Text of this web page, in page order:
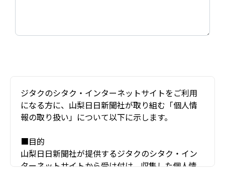
ジタクのシタク・インターネットサイトをご利用
になる方に、山梨日日新聞社が取り組む「個人情
報の取り扱い」について以下に示します。
■目的
山梨日日新聞社が提供するジタクのシタク・イン
ターネットサイトから受け付け、収集した個人情